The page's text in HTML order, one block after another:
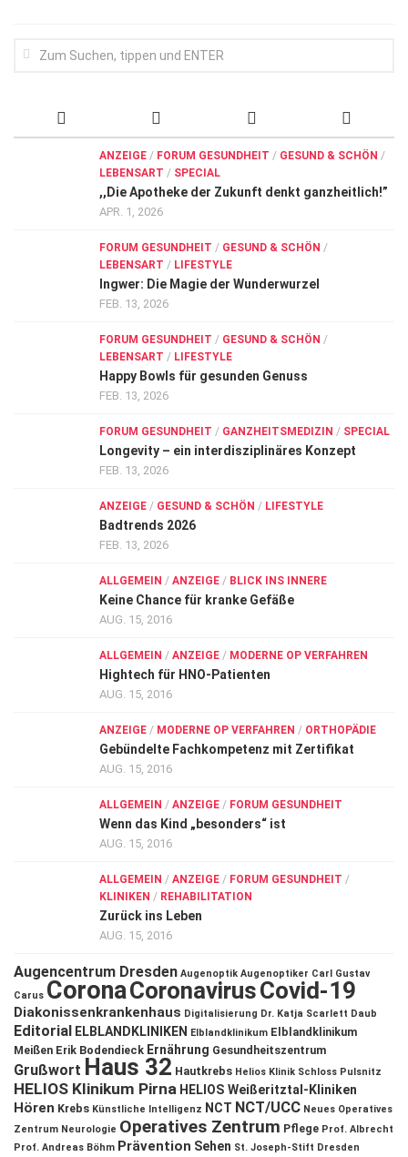
ANZEIGE / FORUM GESUNDHEIT / GESUND & SCHÖN /
LEBENSART / SPECIAL
,,Die Apotheke der Zukunft denkt ganzheitlich!”
APR. 1, 2026
FORUM GESUNDHEIT / GESUND & SCHÖN /
LEBENSART / LIFESTYLE
Ingwer: Die Magie der Wunderwurzel
FEB. 13, 2026
FORUM GESUNDHEIT / GESUND & SCHÖN /
LEBENSART / LIFESTYLE
Happy Bowls für gesunden Genuss
FEB. 13, 2026
FORUM GESUNDHEIT / GANZHEITSMEDIZIN / SPECIAL
Longevity – ein interdisziplinäres Konzept
FEB. 13, 2026
ANZEIGE / GESUND & SCHÖN / LIFESTYLE
Badtrends 2026
FEB. 13, 2026
ALLGEMEIN / ANZEIGE / BLICK INS INNERE
Keine Chance für kranke Gefäße
AUG. 15, 2016
ALLGEMEIN / ANZEIGE / MODERNE OP VERFAHREN
Hightech für HNO-Patienten
AUG. 15, 2016
ANZEIGE / MODERNE OP VERFAHREN / ORTHOPÄDIE
Gebündelte Fachkompetenz mit Zertifikat
AUG. 15, 2016
ALLGEMEIN / ANZEIGE / FORUM GESUNDHEIT
Wenn das Kind „besonders“ ist
AUG. 15, 2016
ALLGEMEIN / ANZEIGE / FORUM GESUNDHEIT /
KLINIKEN / REHABILITATION
Zurück ins Leben
AUG. 15, 2016
Augencentrum Dresden Augenoptik Augenoptiker Carl Gustav
Carus CoronaCoronavirusCovid-19
Diakonissenkrankenhaus Digitalisierung Dr. Katja Scarlett Daub
Editorial ELBLANDKLINIKEN Elblandklinikum Elblandklinikum
Meißen Erik Bodendieck Ernährung Gesundheitszentrum
Grußwort Haus 32 Hautkrebs Helios Klinik Schloss Pulsnitz
HELIOS Klinikum Pirna HELIOS Weißeritztal-Kliniken
Hören Krebs Künstliche Intelligenz NCT NCT/UCC Neues Operatives
Zentrum Neurologie Operatives Zentrum Pflege Prof. Albrecht
Prof. Andreas Böhm Prävention Sehen St. Joseph-Stift Dresden